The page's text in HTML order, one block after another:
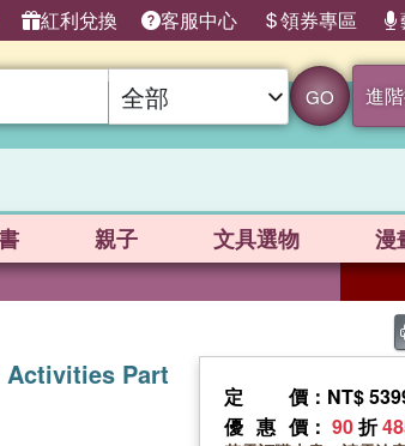
紅利兌換 客服中心 領券專區
GO 進
親子 文具選物 漫
Part
定價 ：NT$
優惠價 ： 90折